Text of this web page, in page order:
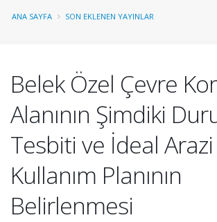
ANA SAYFA SON EKLENEN YAYINLAR
Belek Özel Çevre
Alanının Şimdiki
Tesbiti ve İdeal Arazi
Kullanım Planının
Belirlenmesi